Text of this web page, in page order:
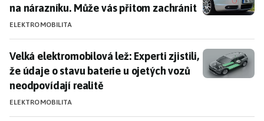
na nárazníku. Může vás přitom zachránit
ELEKTROMOBILITA
Velká elektromobilová lež: Experti zjistili, že údaje
Velká elektromobilová lež: Experti zjistili,
že údaje o stavu baterie u ojetých vozů
neodpovídají realitě
ELEKTROMOBILITA